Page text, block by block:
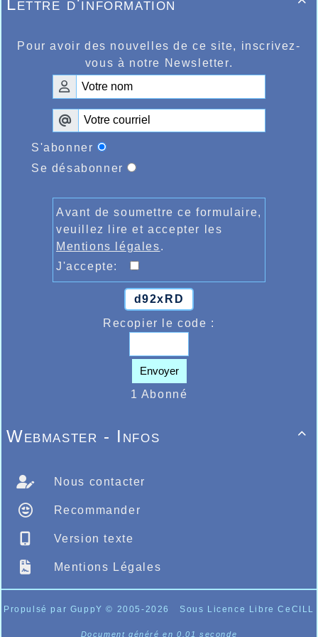
Lettre d'information
Pour avoir des nouvelles de ce site, inscrivez-
vous à notre Newsletter.
S'abonner
Se désabonner
Avant de soumettre ce formulaire,
veuillez lire et accepter les
Mentions légales.
J'accepte:
d92xRD
Recopier le code :
Envoyer
1 Abonné

Webmaster - Infos
Nous contacter
Recommander
Version texte
Mentions Légales
Propulsé par GuppY© 2005-2026 Sous Licence Libre CeCILL
Document généré en 0.01 seconde